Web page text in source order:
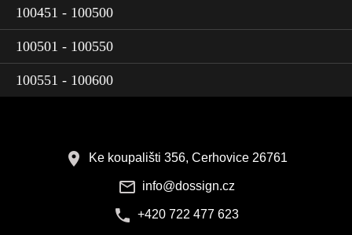
100451 - 100500
100501 - 100550
100551 - 100600
Ke koupališti 356, Cerhovice 26761
info@dossign.cz
+420 722 477 623